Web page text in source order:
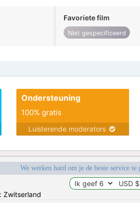
Favoriete film
Niet gespecificeerd
Ondersteuning
100% gratis
Luisterende moderators
We werken hard om je de beste service
Zwitserland